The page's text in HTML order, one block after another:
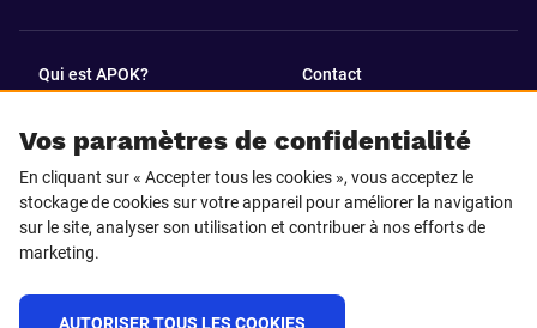
Vos paramètres de confidentialité
En cliquant sur « Accepter tous les cookies », vous acceptez le
stockage de cookies sur votre appareil pour améliorer la navigation
sur le site, analyser son utilisation et contribuer à nos efforts de
marketing.
AUTORISER TOUS LES COOKIES
Qui est APOK? Contact
SUIVEZ-NOUS SUR
Facebook LinkedIn